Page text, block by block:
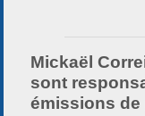
Mickaël
sont
émissions de